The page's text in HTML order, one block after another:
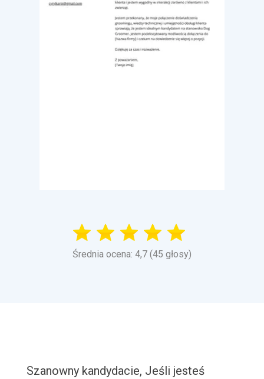
Średnia ocena: 4,7 (45 głosy)
Szanowny kandydacie, Jeśli jesteś